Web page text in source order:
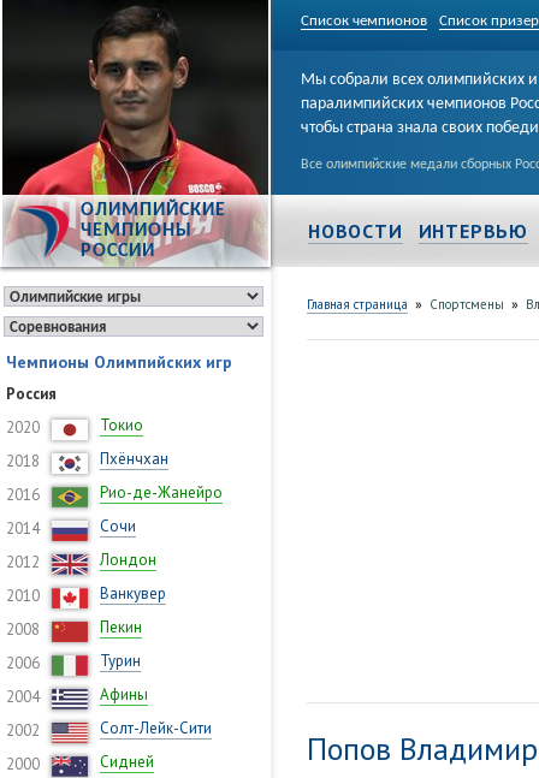
Список чемпионов Список
ОЛИМПИЙСКИЕ
ЧЕМПИОНЫ
РОССИИ
Мы собрали всех олимпийских и
паралимпийских чемпионов
чтобы страна знала своих
Все олимпийские медали сборных
НОВОСТИ ИНТЕРВЬЮ
Чемпионы Олимпийских игр
Россия
2020
Токио
2018
Пхёнчхан
2016
Рио-де-Жанейро
2014
Сочи
2012
Лондон
2010
Ванкувер
2008
Пекин
2006
Турин
2004
Афины
2002
Солт-Лейк-Сити
2000
Сидней
Главная страница » Спортсмены »
Попов